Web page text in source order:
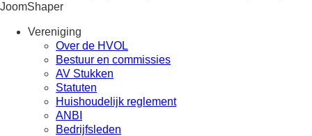
JoomShaper
Vereniging
Over de HVOL
Bestuur en commissies
AV Stukken
Statuten
Huishoudelijk reglement
ANBI
Bedrijfsleden